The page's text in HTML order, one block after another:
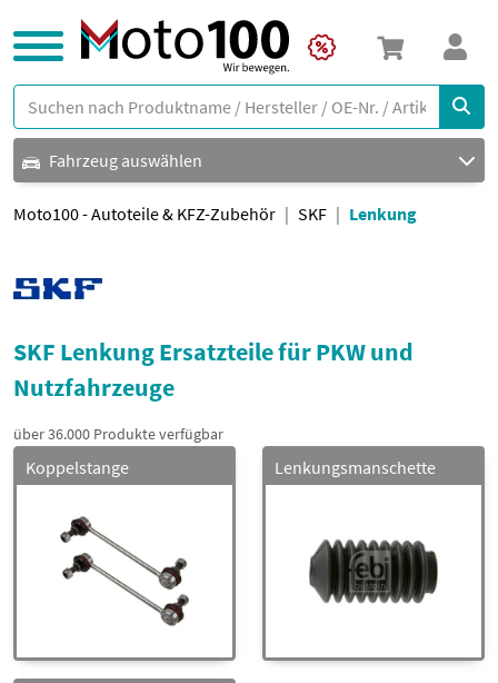
Fahrzeug auswählen
Moto100 - Autoteile & KFZ-Zubehör SKF Lenkung
SKF Lenkung Ersatzteile für PKW und
Nutzfahrzeuge
über 36.000 Produkte verfügbar
Koppelstange Lenkungsmanschette